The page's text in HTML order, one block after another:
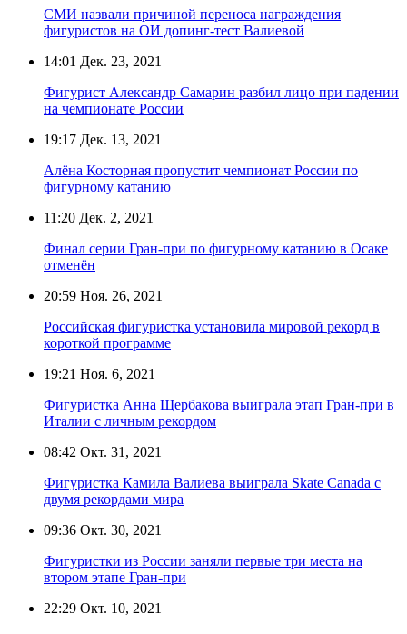
СМИ назвали причиной переноса награждения
фигуристов на ОИ допинг-тест Валиевой
14:01 Дек. 23, 2021
Фигурист Александр Самарин разбил лицо при падении
на чемпионате России
19:17 Дек. 13, 2021
Алёна Косторная пропустит чемпионат России по
фигурному катанию
11:20 Дек. 2, 2021
Финал серии Гран-при по фигурному катанию в Осаке
отменён
20:59 Ноя. 26, 2021
Российская фигуристка установила мировой рекорд в
короткой программе
19:21 Ноя. 6, 2021
Фигуристка Анна Щербакова выиграла этап Гран-при в
Италии с личным рекордом
08:42 Окт. 31, 2021
Фигуристка Камила Валиева выиграла Skate Canada с
двумя рекордами мира
09:36 Окт. 30, 2021
Фигуристки из России заняли первые три места на
втором этапе Гран-при
22:29 Окт. 10, 2021